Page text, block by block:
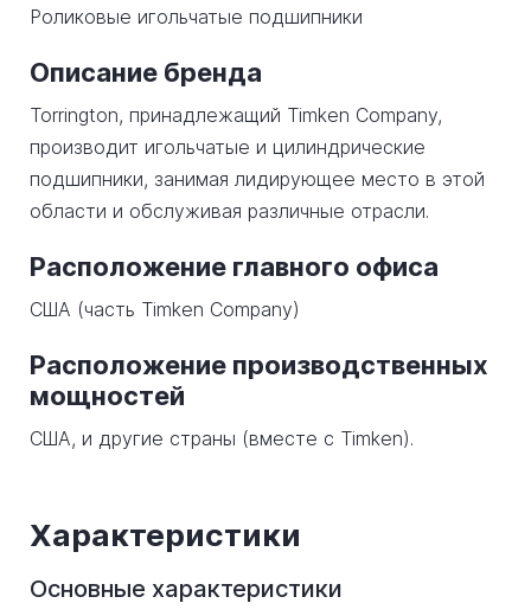
Роликовые игольчатые подшипники
Описание бренда
Torrington, принадлежащий Timken Company,
производит игольчатые и цилиндрические
подшипники, занимая лидирующее место в этой
области и обслуживая различные отрасли.
Расположение главного офиса
США (часть Timken Company)
Расположение производственных
мощностей
США, и другие страны (вместе с Timken).
Характеристики
Основные характеристики